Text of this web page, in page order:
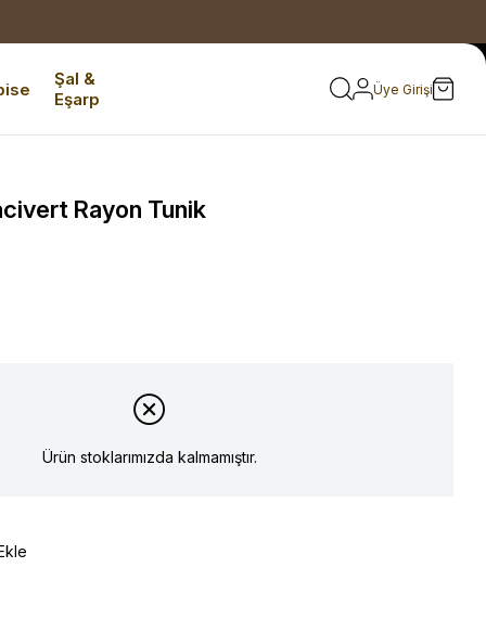
Şal &
Eşarp
Üye Girişi
Rayon Tunik
Ürün stoklarımızda kalmamıştır.